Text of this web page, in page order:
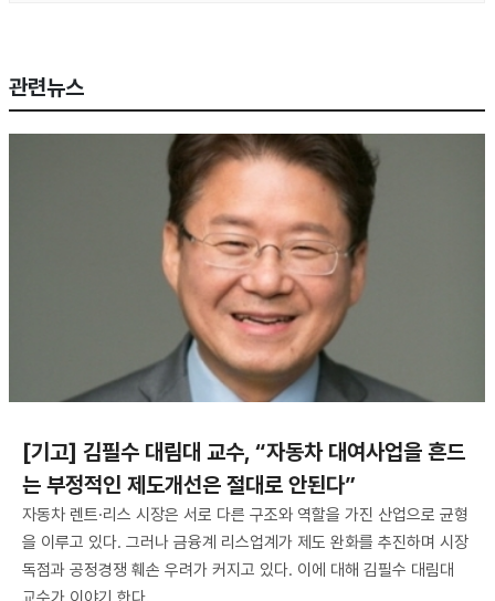
관련뉴스
[기고] 김필수 대림대 교수, “자동차 대여사업을 흔드
는 부정적인 제도개선은 절대로 안된다”
자동차 렌트·리스 시장은 서로 다른 구조와 역할을 가진 산업으로 균형
을 이루고 있다. 그러나 금융계 리스업계가 제도 완화를 추진하며 시장
독점과 공정경쟁 훼손 우려가 커지고 있다. 이에 대해 김필수 대림대